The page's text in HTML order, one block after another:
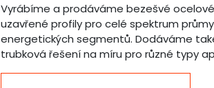
Vyrábíme a prodáváme bezešvé
uzavřené profily pro celé spektrum
energetických segmentů. Dodáváme
trubková řešení na míru pro různé typy